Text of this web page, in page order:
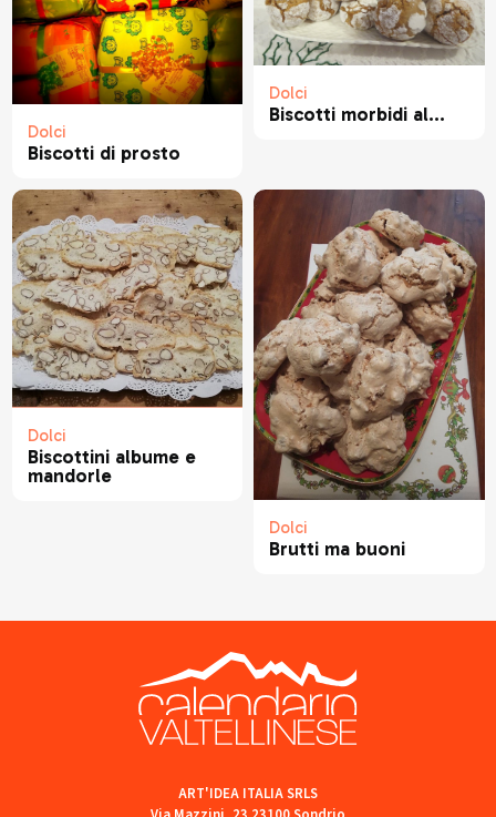
Dolci
Biscotti di prosto
Dolci
Biscotti morbidi al...
Dolci
Biscottini albume e
mandorle
Dolci
Brutti ma buoni
ART'IDEA ITALIA SRLS